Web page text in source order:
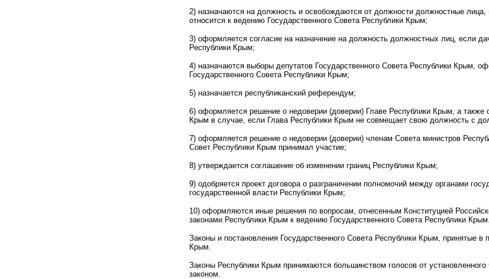
2) назначаются на должность и освобождаются от должности должностные
относится к ведению Государственного Совета Республики Крым;
3) оформляется согласие на назначение на должность должностных лиц, если
Республики Крым;
4) назначаются выборы депутатов Государственного Совета Республики Крым,
Государственного Совета Республики Крым;
5) назначается республиканский референдум;
6) оформляется решение о недоверии (доверии) Главе Республики Крым, а
Крым в случае, если Глава Республики Крым не совмещает свою должность с
7) оформляется решение о недоверии (доверии) членам Совета министров
Совет Республики Крым принимал участие;
8) утверждается соглашение об изменении границ Республики Крым;
9) одобряется проект договора о разграничении полномочий между органами
государственной власти Республики Крым;
10) оформляются иные решения по вопросам, отнесенным Конституцией
законами Республики Крым к ведению Государственного Совета Республики Крым.
Законы и постановления Государственного Совета Республики Крым, принятые
Крым.
Законы Республики Крым принимаются большинством голосов от
законом.